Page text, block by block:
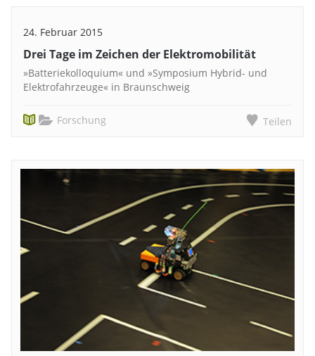
24. Februar 2015
Drei Tage im Zeichen der Elektromobilität
»Batteriekolloquium« und »Symposium Hybrid- und
Elektrofahrzeuge« in Braunschweig
Forschung Teilen